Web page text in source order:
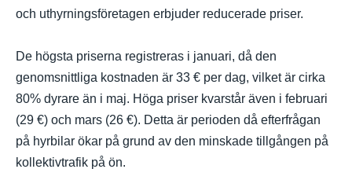
och uthyrningsföretagen erbjuder reducerade priser.
De högsta priserna registreras i januari, då den
genomsnittliga kostnaden är 33 € per dag, vilket är cirka
80% dyrare än i maj. Höga priser kvarstår även i februari
(29 €) och mars (26 €). Detta är perioden då efterfrågan
på hyrbilar ökar på grund av den minskade tillgången på
kollektivtrafik på ön.